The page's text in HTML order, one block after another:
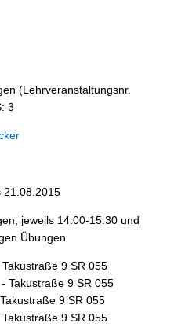
(Lehrveranstaltungsnr.
3
21.08.2015
jeweils 14:00-15:30 und
Übungen
9 SR 055
Takustraße 9 SR 055
9 SR 055
9 SR 055